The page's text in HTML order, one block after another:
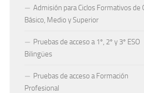
Admisión para Ciclos Formativos de
Básico, Medio y Superior
Pruebas de acceso a 1º, 2º y 3º ESO
Bilingües
Pruebas de acceso a Formación
Profesional